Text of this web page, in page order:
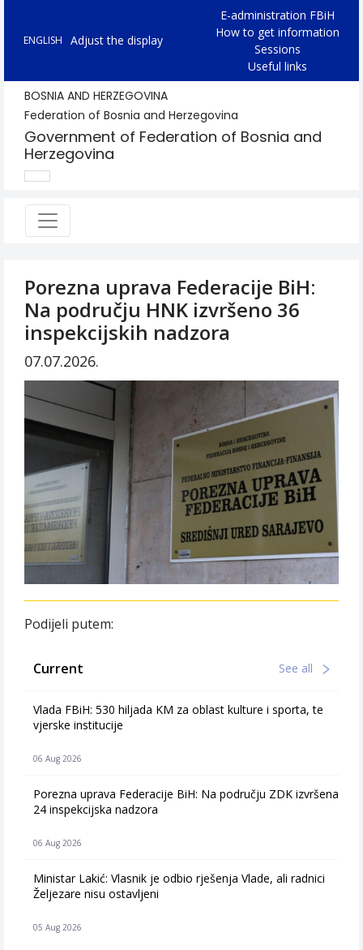
ENGLISH Adjust the display
E-administration FBiH
How to get information
Sessions
Useful links
BOSNIA AND HERZEGOVINA
Federation of Bosnia and Herzegovina
Government of Federation of Bosnia and
Herzegovina
Porezna uprava Federacije BiH:
Na području HNK izvršeno 36
inspekcijskih nadzora
07.07.2026.
Podijeli putem:
Current See all
Vlada FBiH: 530 hiljada KM za oblast kulture i sporta, te
vjerske institucije
06 Aug 2026
Porezna uprava Federacije BiH: Na području ZDK izvršena
24 inspekcijska nadzora
06 Aug 2026
Ministar Lakić: Vlasnik je odbio rješenja Vlade, ali radnici
Željezare nisu ostavljeni
05 Aug 2026